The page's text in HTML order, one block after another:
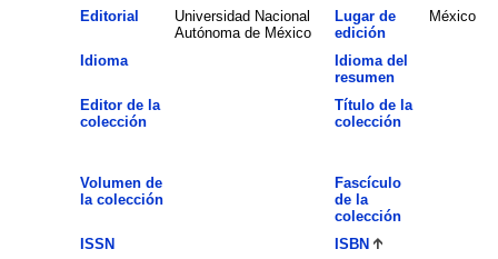
Editorial
Universidad Nacional
Autónoma de México
Lugar de
edición
México
Idioma
Idioma del
resumen
Editor de la
colección
Título de la
colección
Volumen de
la colección
Fascículo
de la
colección
ISSN
ISBN